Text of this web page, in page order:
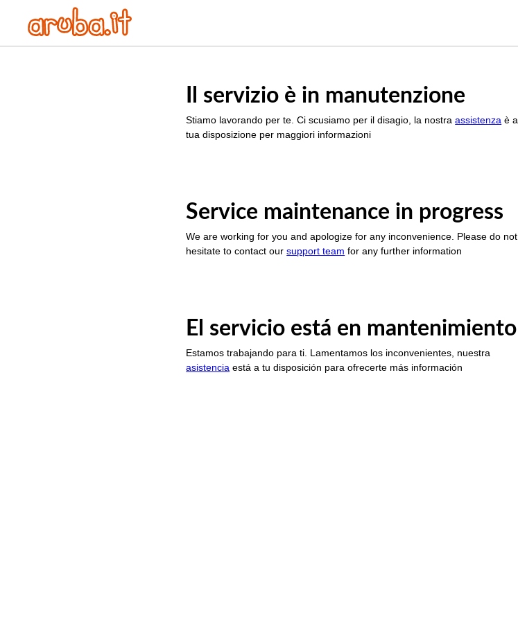
Il servizio è in manutenzione
Stiamo lavorando per te. Ci scusiamo per il disagio, la nostraassistenza è a
tua disposizione per maggiori informazioni
Service maintenance in progress
We are working for you and apologize for any inconvenience. Please do not
hesitate to contact oursupport team for any further information
El servicio está en mantenimiento
Estamos trabajando para ti. Lamentamos los inconvenientes, nuestra
asistencia está a tu disposición para ofrecerte más información